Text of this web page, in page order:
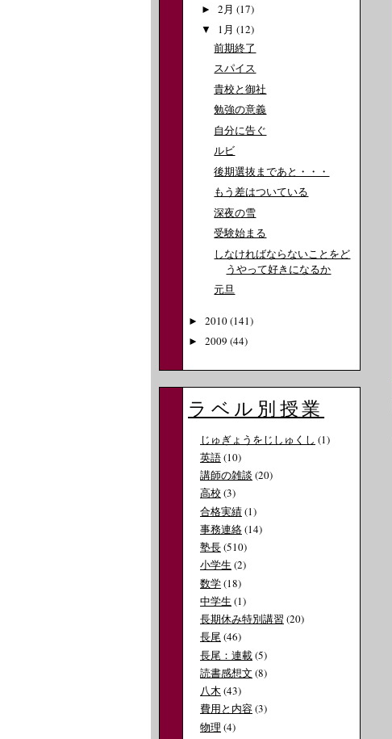
► 2月 (17)
▼ 1月 (12)
前期終了
スパイス
貴校と御社
勉強の意義
自分に告ぐ
ルビ
後期選抜まであと・・・
もう差はついている
深夜の雪
受験始まる
しなければならないことをど
うやって好きになるか
元旦
► 2010(141)
► 2009 (44)
ラベル別授業
じゅぎょうをじしゅくし (1)
英語(10)
講師の雑談 (20)
高校 (3)
合格実績(1)
事務連絡(14)
塾長(510)
小学生 (2)
数学(18)
中学生 (1)
長期休み特別講習 (20)
長尾(46)
長尾：連載(5)
読書感想文 (8)
八木 (43)
費用と内容(3)
物理 (4)